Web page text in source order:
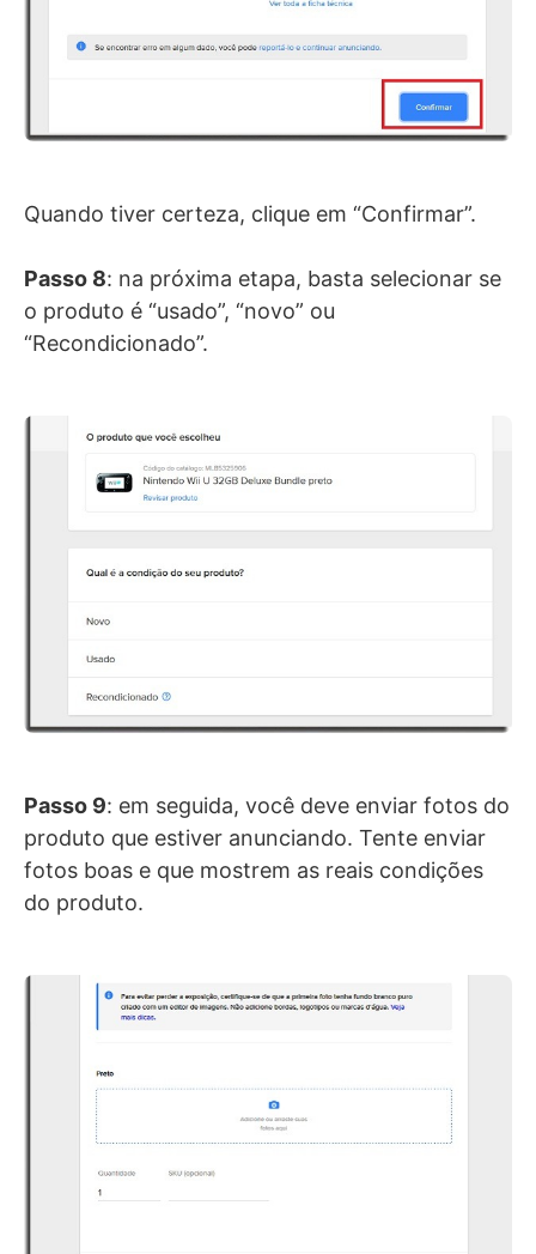
Quando tiver certeza, clique em “Confirmar”.
Passo 8: na próxima etapa, basta selecionar se
o produto é “usado”, “novo” ou
“Recondicionado”.
Passo 9: em seguida, você deve enviar fotos do
produto que estiver anunciando. Tente enviar
fotos boas e que mostrem as reais condições
do produto.